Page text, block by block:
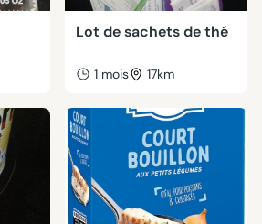
Lot de sachets de thé
1 mois 17km